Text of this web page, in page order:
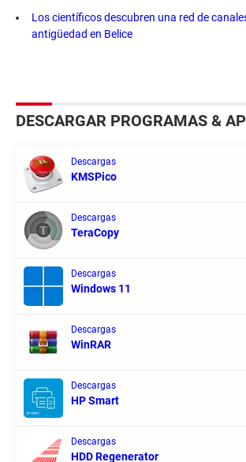
Los científicos descubren una red de
antigüedad en Belice
DESCARGAR PROGRAMAS &
Descargas
KMSPico
Descargas
TeraCopy
Descargas
Windows 11
Descargas
WinRAR
Descargas
HP Smart
Descargas
HDD Regenerator